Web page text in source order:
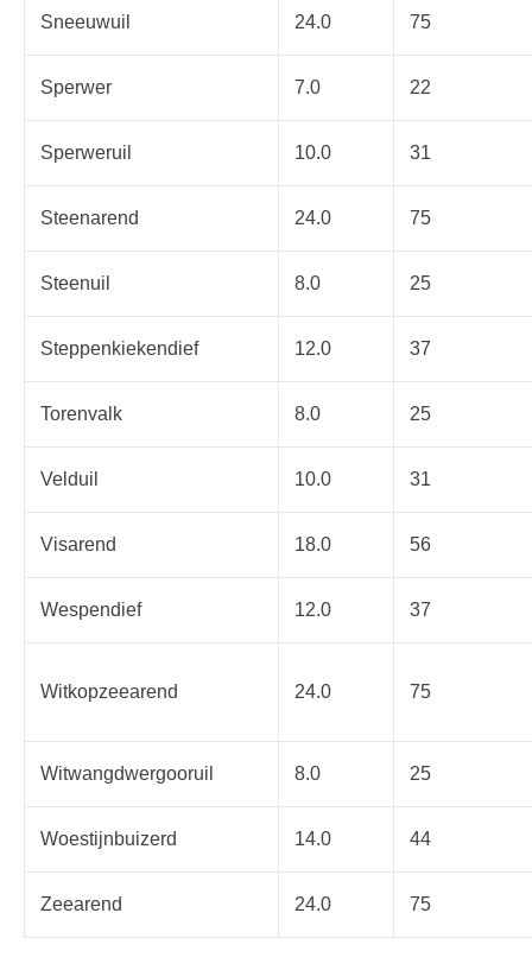
Sneeuwuil 24.0 75
Sperwer 7.0 22
Sperweruil 10.0 31
Steenarend 24.0 75
Steenuil 8.0 25
Steppenkiekendief 12.0 37
Torenvalk 8.0 25
Velduil 10.0 31
Visarend 18.0 56
Wespendief 12.0 37
Witkopzeearend 24.0 75
Witwangdwergooruil 8.0 25
Woestijnbuizerd 14.0 44
Zeearend 24.0 75